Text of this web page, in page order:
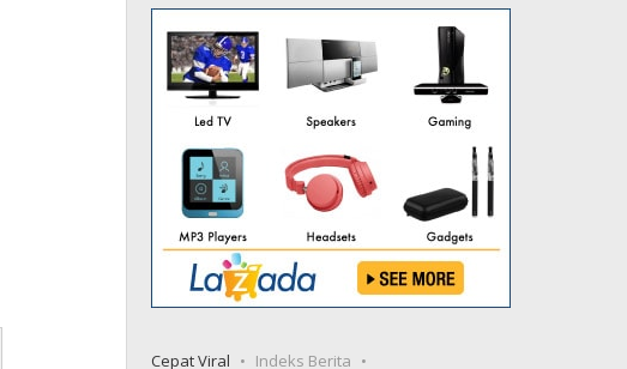
Cepat Viral
Indeks Berita